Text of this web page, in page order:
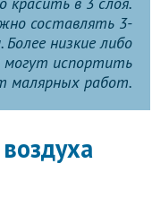
составлять 3-
низкие либо
могут испортить
малярных работ.